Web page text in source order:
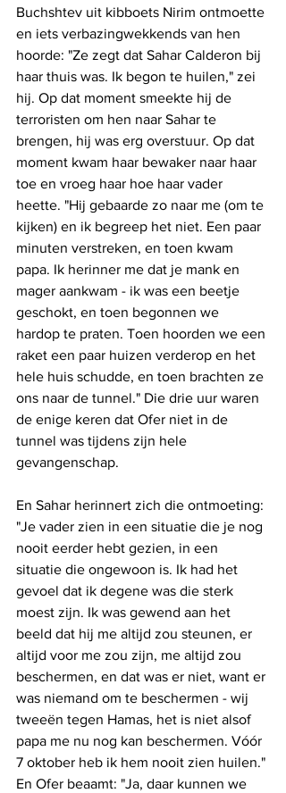
Buchshtev uit kibboets Nirim ontmoette
en iets verbazingwekkends van hen
hoorde: "Ze zegt dat Sahar Calderon bij
haar thuis was. Ik begon te huilen," zei
hij. Op dat moment smeekte hij de
terroristen om hen naar Sahar te
brengen, hij was erg overstuur. Op dat
moment kwam haar bewaker naar haar
toe en vroeg haar hoe haar vader
heette. "Hij gebaarde zo naar me (om te
kijken) en ik begreep het niet. Een paar
minuten verstreken, en toen kwam
papa. Ik herinner me dat je mank en
mager aankwam - ik was een beetje
geschokt, en toen begonnen we
hardop te praten. Toen hoorden we een
raket een paar huizen verderop en het
hele huis schudde, en toen brachten ze
ons naar de tunnel." Die drie uur waren
de enige keren dat Ofer niet in de
tunnel was tijdens zijn hele
gevangenschap.
En Sahar herinnert zich die ontmoeting:
"Je vader zien in een situatie die je nog
nooit eerder hebt gezien, in een
situatie die ongewoon is. Ik had het
gevoel dat ik degene was die sterk
moest zijn. Ik was gewend aan het
beeld dat hij me altijd zou steunen, er
altijd voor me zou zijn, me altijd zou
beschermen, en dat was er niet, want er
was niemand om te beschermen - wij
tweeën tegen Hamas, het is niet alsof
papa me nu nog kan beschermen. Vóór
7 oktober heb ik hem nooit zien huilen."
En Ofer beaamt: "Ja, daar kunnen we